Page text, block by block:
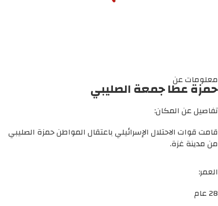
معلومات عن
حمزة عطا جمعة الصليبي
تفاصيل عن المكان:
قامت قوات الاحتلال الإسرائيلي باعتقال المواطن حمزة الصليبي
من مدينة غزة.
العمر:
28 عام